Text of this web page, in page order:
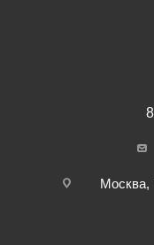
Москва,